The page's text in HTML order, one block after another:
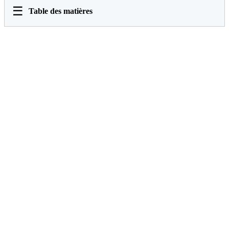
☰ Table des matières